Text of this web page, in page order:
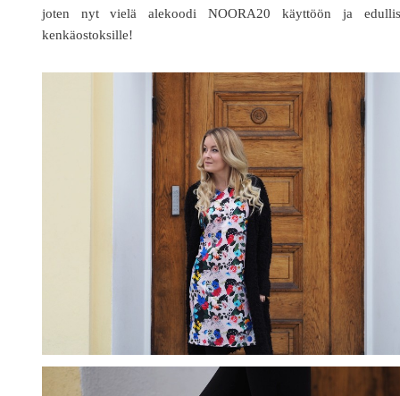
joten nyt vielä alekoodi NOORA20 käyttöön ja
kenkäostoksille!